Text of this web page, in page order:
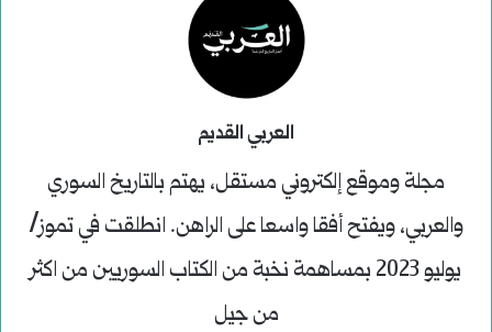
العربي القديم
مجلة وموقع إلكتروني مستقل، يهتم بالتاريخ السوري
والعربي، ويفتح أفقا واسعا على الراهن. انطلقت في تموز/
يوليو 2023 بمساهمة نخبة من الكتاب السوريين من اكثر
من جيل